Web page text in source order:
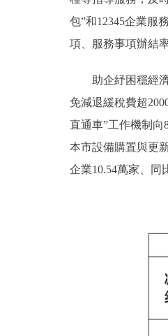
包”和12345企業服
項、服務事項辦結率
助企紓困穩經濟
免減退緩稅費超
直通車”工作機制
本市設備購置與更
企業10.54萬家、同